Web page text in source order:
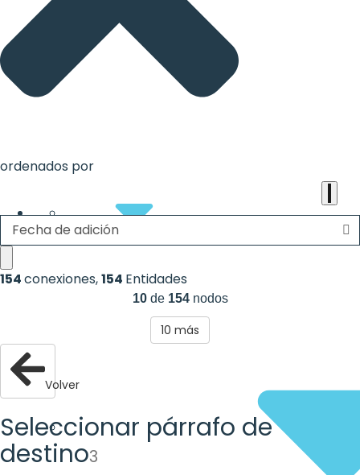
heart
the
agenda
ordenados por
Fecha de adición
154conexiones,154 Entidades
10 de 154 nodos
10 más
Volver
Seleccionar párrafo de
destino3